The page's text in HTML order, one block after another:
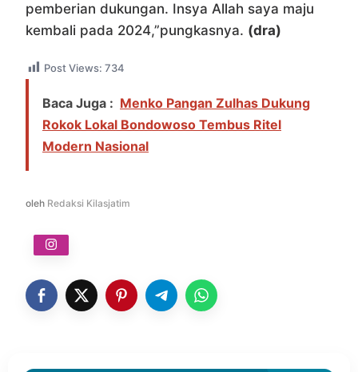
pemberian dukungan. Insya Allah saya maju
kembali pada 2024,”pungkasnya. (dra)
Post Views: 734
Baca Juga : Menko Pangan Zulhas Dukung
Rokok Lokal Bondowoso Tembus Ritel
Modern Nasional
oleh Redaksi Kilasjatim